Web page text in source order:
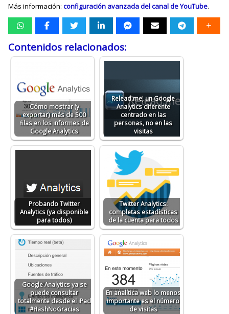
Más información:configuración avanzada del canal de YouTube.
Contenidos relacionados:
Cómo mostrar (y
exportar) más de 500
filas en los informes de
Google Analytics
Relead.me, un Google
Analytics diferente
centrado en las
personas, no en las
visitas
Probando Twitter
Analytics (ya disponible
para todos)
Twitter Analytics:
completas estadísticas
de la cuenta para todos
Google Analytics ya se
puede consultar
totalmente desde el iPad
#flashNoGracias
En analítica web lo menos
importante es el número
de visitas